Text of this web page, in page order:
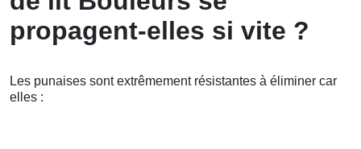
propagent-elles si vite ?
Les punaises sont extrêmement résistantes à éliminer car
elles :